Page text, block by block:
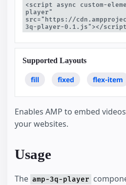
<script async custom-
player"
src="https://
3q-player-0.1.js"></
Supported Layouts
fill fixed flex-item
Enables AMP to embed
your websites.
Usage
The amp-3q-player